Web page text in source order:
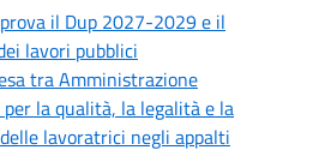
il Dup 2027-2029 e il
lavori pubblici
tra Amministrazione
per la qualità, la legalità e la
lavoratrici negli appalti